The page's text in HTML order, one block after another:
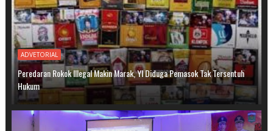
ADVETORIAL
Peredaran Rokok Illegal Makin Marak, YI Diduga Pemasok Tak Tersentuh
Hukum